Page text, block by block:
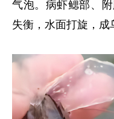
气泡。病虾鳃部、
失衡，水面打旋，成